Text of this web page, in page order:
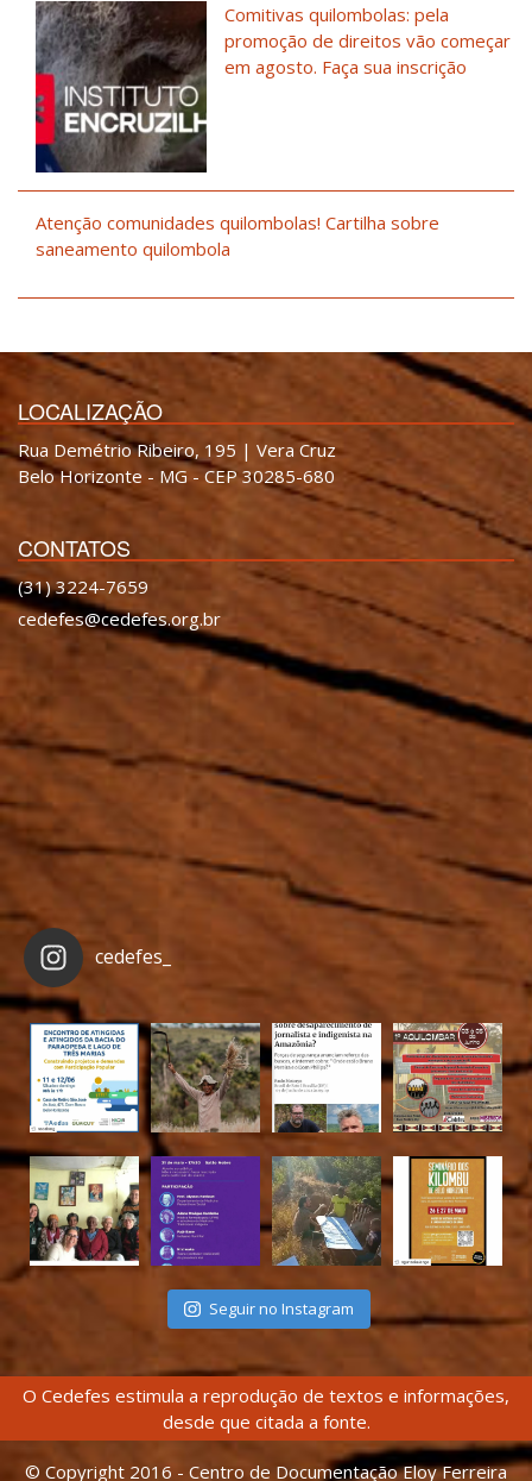
Comitivas quilombolas: pela
promoção de direitos vão começar
em agosto. Faça sua inscrição
Atenção comunidades quilombolas! Cartilha sobre
saneamento quilombola
LOCALIZAÇÃO
Rua Demétrio Ribeiro, 195 | Vera Cruz
Belo Horizonte - MG - CEP 30285-680
CONTATOS
(31) 3224-7659
cedefes@cedefes.org.br
cedefes_
Seguir no Instagram
O Cedefes estimula a reprodução de textos e informações,
desde que citada a fonte.
© Copyright 2016 - Centro de Documentação Eloy Ferreira